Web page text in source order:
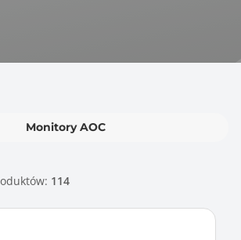
Monitory AOC
114